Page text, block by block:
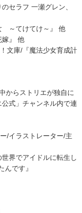
セラフ 一瀬グレン、
～てけてけ～』 他
嫁』 他
文庫/『魔法少女育成計
からストリエが独自に
式」チャンネル内で連
/イラストレーター/主
界でアイドルに転生し
です』